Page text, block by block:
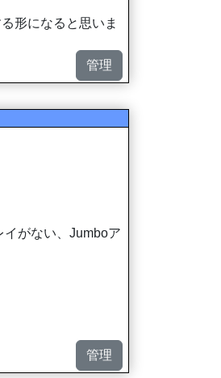
形になると思いま
管理
がない、Jumboア
管理